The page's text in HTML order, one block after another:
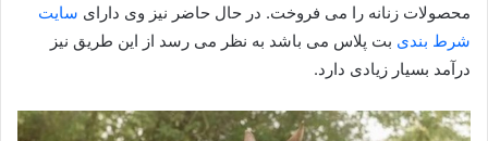
محصولات زنانه را می فروخت. در حال حاضر نیز وی دارای سایت
شرط بندی بت پلاس می باشد به نظر می رسد از این طریق نیز
درآمد بسیار زیادی دارد.